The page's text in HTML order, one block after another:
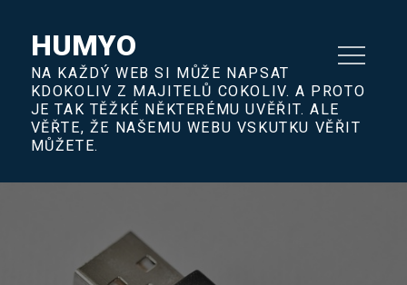
contentHUMYO
NA KAŽDÝ WEB SI MŮŽE NAPSAT
KDOKOLIV Z MAJITELŮ COKOLIV. A PROTO
JE TAK TĚŽKÉ NĚKTERÉMU UVĚŘIT. ALE
VĚŘTE, ŽE NAŠEMU WEBU VSKUTKU VĚŘIT
MŮŽETE.